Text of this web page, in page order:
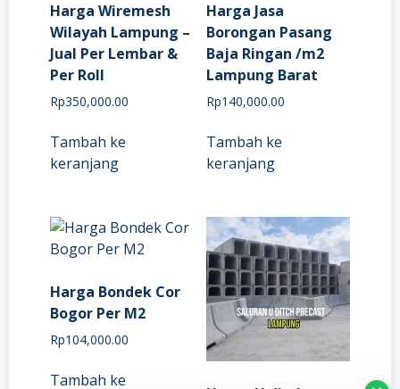
Harga Wiremesh
Wilayah Lampung –
Jual Per Lembar &
Per Roll
Rp350,000.00
Tambah ke
keranjang
Harga Jasa
Borongan Pasang
Baja Ringan /m2
Lampung Barat
Rp140,000.00
Tambah ke
keranjang
Harga Bondek Cor
Bogor Per M2
Rp104,000.00
Tambah ke